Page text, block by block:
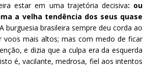
estar em uma trajetória decisiva: ou
a velha tendência dos seus quase
burguesia brasileira sempre deu corda ao
mais altos; mas com medo de ficar
e dizia que a culpa era da esquerda
é, vacilante, medrosa, fiel aos intentos